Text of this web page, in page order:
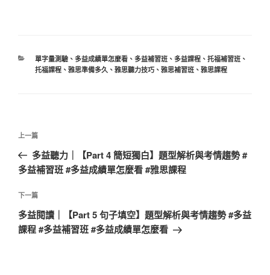
分
類
單字量測驗、 多益成績單怎麼看、 多益補習班、 多益課程、 托福補習班、
托福課程、 雅思準備多久 、 雅思聽力技巧、 雅思補習班、 雅思課程
文
導
覽
上
一
篇
章
上一篇
多益聽力｜【Part 4 簡短獨白】題型解析與考情趨勢 #
多益補習班 #多益成績單怎麼看 #雅思課程
下
一
篇
下一篇
多益閱讀｜【Part 5 句子填空】題型解析與考情趨勢 #多益
課程 #多益補習班 #多益成績單怎麼看